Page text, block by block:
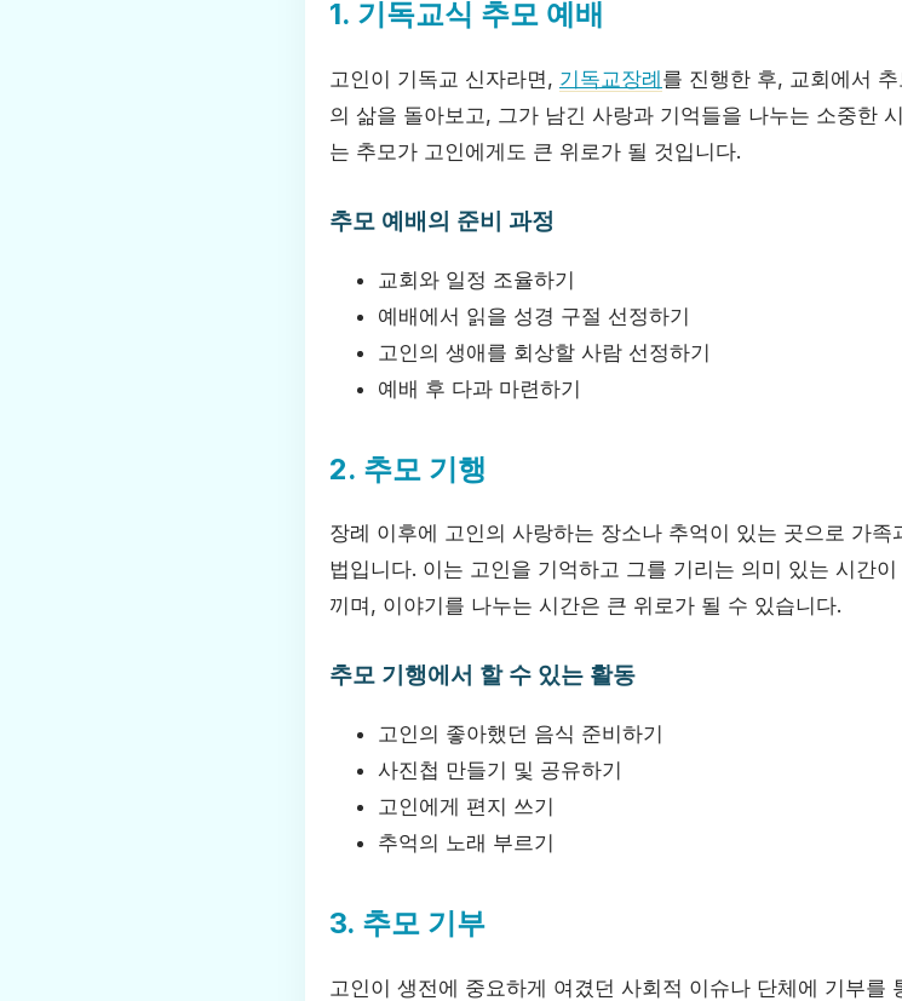
1. 기독교식 추모 예배
고인이 기독교 신자라면, 기독교장례를 진행한 후, 교회에서
의 삶을 돌아보고, 그가 남긴 사랑과 기억들을 나누는 소중한
는 추모가 고인에게도 큰 위로가 될 것입니다.
추모 예배의 준비 과정
교회와 일정 조율하기
예배에서 읽을 성경 구절 선정하기
고인의 생애를 회상할 사람 선정하기
예배 후 다과 마련하기
2. 추모 기행
장례 이후에 고인의 사랑하는 장소나 추억이 있는 곳으로 가족
법입니다. 이는 고인을 기억하고 그를 기리는 의미 있는 시간
끼며, 이야기를 나누는 시간은 큰 위로가 될 수 있습니다.
추모 기행에서 할 수 있는 활동
고인의 좋아했던 음식 준비하기
사진첩 만들기 및 공유하기
고인에게 편지 쓰기
추억의 노래 부르기
3. 추모 기부
고인이 생전에 중요하게 여겼던 사회적 이슈나 단체에 기부를